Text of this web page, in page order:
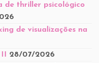
de thriller psicológico
de visualizações na
II 28/07/2026